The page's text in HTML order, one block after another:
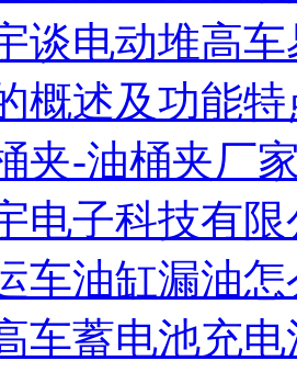
谈电动堆高
概述及功能特
夹-油桶夹厂
电子科技有
车油缸漏油怎
车蓄电池充